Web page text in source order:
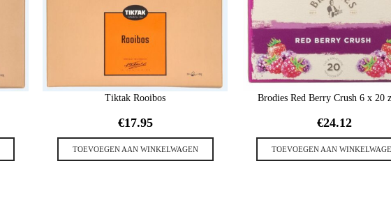
Tiktak Rooibos
€17.95
TOEVOEGEN AAN WINKELWAGEN
Brodies Red Berry Crush 6 x 20
€24.12
TOEVOEGEN AAN